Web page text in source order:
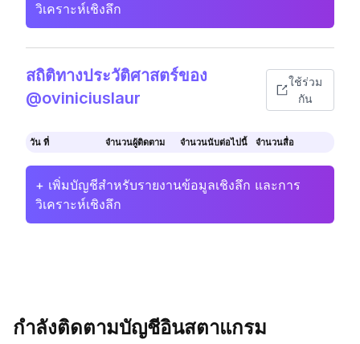
วิเคราะห์เชิงลึก
สถิติทางประวัติศาสตร์ของ
@oviniciuslaur
ใช้ร่วม
กัน
วัน ที่ จำนวนผู้ติดตาม จำนวนนับต่อไปนี้ จำนวนสื่อ
+ เพิ่มบัญชีสำหรับรายงานข้อมูลเชิงลึก และการ
วิเคราะห์เชิงลึก
กำลังติดตามบัญชีอินสตาแกรม